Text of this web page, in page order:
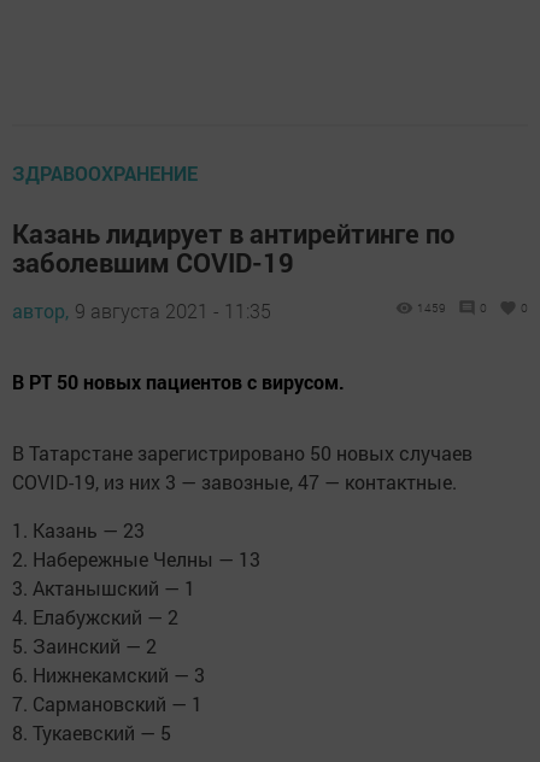
ЗДРАВООХРАНЕНИЕ
Казань лидирует в антирейтинге по
заболевшим COVID-19
автор, 9 августа 2021 - 11:35 1459 0 0
В РТ 50 новых пациентов с вирусом.
В Татарстане зарегистрировано 50 новых случаев
COVID-19, из них 3 — завозные, 47 — контактные.
1. Казань — 23
2. Набережные Челны — 13
3. Актанышский — 1
4. Елабужский — 2
5. Заинский — 2
6. Нижнекамский — 3
7. Сармановский — 1
8. Тукаевский — 5